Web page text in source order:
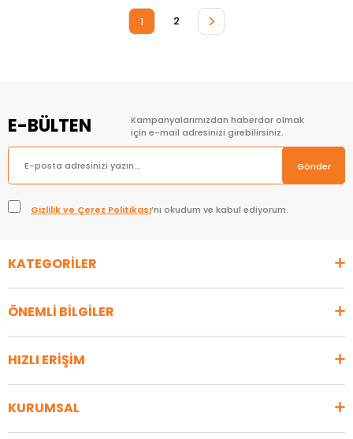
1 2 >
E-BÜLTEN
Kampanyalarımızdan haberdar olmak
için e-mail adresinizi girebilirsiniz.
Gönder
Gizlilik ve Çerez Politikası’nı okudum ve kabul ediyorum.
KATEGORİLER
ÖNEMLİ BİLGİLER
HIZLI ERİŞİM
KURUMSAL